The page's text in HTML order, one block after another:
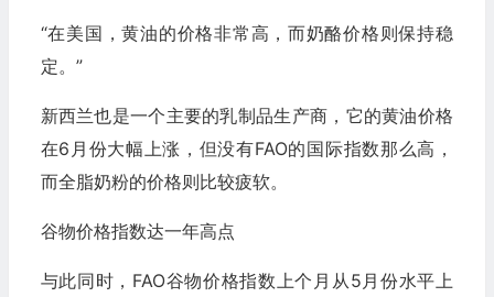
“在美国，黄油的价格非常高，而奶酪价格则保持稳
定。”
新西兰也是一个主要的乳制品生产商，它的黄油价格
在6月份大幅上涨，但没有FAO的国际指数那么高，
而全脂奶粉的价格则比较疲软。
谷物价格指数达一年高点
与此同时，FAO谷物价格指数上个月从5月份水平上